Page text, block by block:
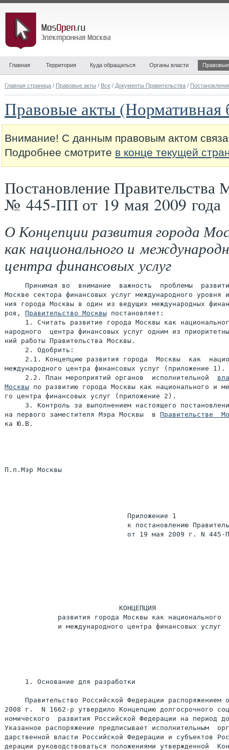
Главная Территория Куда обращаться Органы власти
Главная страница / Правовые акты / Все / Документы Правительства /
Правовые акты (Нормативная
Внимание! С данным правовым актом
Подробнее смотрите в конце текущей
Постановление Правительства
№ 445-ПП от 19 мая 2009 года
О Концепции развития города
как национального и
центра финансовых услуг
Принимая во  внимание  важность  проблемы
Москве сектора финансовых услуг международного уровня
ния города Москвы в один из ведущих международных
ров, Правительство Москвы постановляет:
1. Считать развитие города Москвы как
народного  центра финансовых услуг одним из
ний работы Правительства Москвы.
     2. Одобрить:
2.1. Концепцию развития города  Москвы  как
международного центра финансовых услуг (приложение 1).
     2.2. План мероприятий органов  исполнительной
Москвы по развитию города Москвы как национального и
го центра финансовых услуг (приложение 2).
3. Контроль за выполнением настоящего
на первого заместителя Мэра Москвы  в Правительстве
ка Ю.В.
П.п.Мэр Москвы
                              Приложение 1
к постановлению
от 19 мая 2009 г. N 445-
                            КОНЦЕПЦИЯ
             развития города Москвы как национального
             и международного центра финансовых услуг
     1. Основание для разработки
Правительство Российской Федерации распоряжением
2008 г.  N 1662-р утвердило Концепцию долгосрочного
номического  развития Российской Федерации на период
Указанное распоряжение предписывает исполнительным
дарственной власти Российской Федерации и субъектов
дерации руководствоваться положениями утвержденной